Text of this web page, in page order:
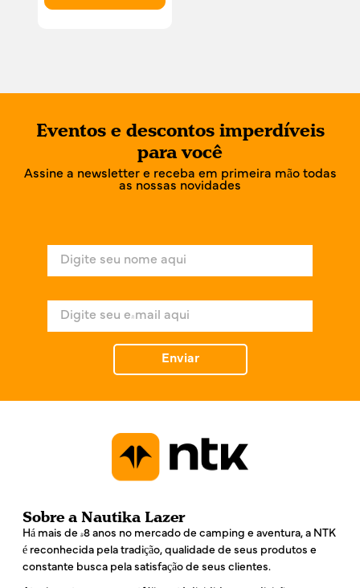
Eventos e descontos imperdíveis
para você
Assine a newsletter e receba em primeira mão todas
as nossas novidades
e
*
Enviar
Sobre a Nautika Lazer
Há mais de 48 anos no mercado de camping e aventura, a NTK
é reconhecida pela tradição, qualidade de seus produtos e
constante busca pela satisfação de seus clientes.